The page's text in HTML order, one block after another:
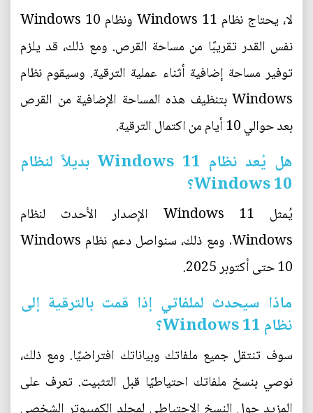
لا، يحتاج نظام Windows 11 ونظام Windows 10
نفس القدر تقريبًا من مساحة القرص. ومع ذلك، قد يلزم
توفير مساحة إضافية أثناء عملية الترقية. وسيقوم نظام
Windows بتنظيف هذه المساحة الإضافية من القرص
بعد حوالي 10 أيام من اكتمال الترقية.
هل يُعد نظام Windows 11 بديلاً لنظام
Windows 10؟
يُمثل Windows 11 الإصدار الأحدث لنظام
Windows. ومع ذلك، سنواصل دعم نظام Windows
10 حتى أكتوبر 2025.
ماذا سيحدث لملفاتي إذا قمت بالترقية إلى
نظام Windows 11؟
سوف تنتقل جميع ملفاتك وبياناتك افتراضيًا. ومع ذلك،
نوصي بنسخ ملفاتك احتياطيًا قبل التثبيت. تعرف على